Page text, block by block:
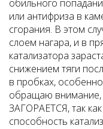
обильного
или антифриза в
сгорания. В этом
слоем нагара, и в
катализатора
снижением тяги
в пробках,
обращаю внимание,
ЗАГОРАЕТСЯ, так
способность